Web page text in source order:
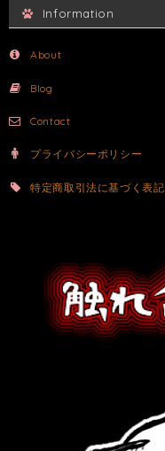
Information
About
Blog
Contact
プライバシーポリシー
特定商取引法に基づく表記